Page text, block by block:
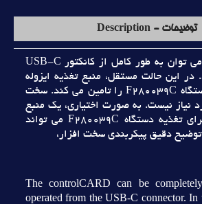
توضیحات - Description
کنترل کارت را مي توان به طور کامل از کانکتور USB-C
در اين حالت مستقل، منبع تغذيه ايزوله
روي برد، برق دستگاه F280039C را تامين مي کند. سخت
نياز نيست. به صورت اختياري، يک منبع
5 ولت خارجي براي تغذيه دستگاه F280039C مي تواند
توضيح دقيق پيکربندي سخت افزار،
The controlCARD can be
operated from the USB-C connector. In